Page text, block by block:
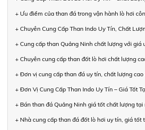
+ Ưu điểm của than đá trong vận hành lò hơi
+ Chuyên Cung Cấp Than Indo Uy Tín, Chất
+ Cung cấp than Quảng Ninh chất lượng với giá
+ Chuyên cung cấp than đốt lò hơi chất lượng
+ Đơn vị cung cấp than đá uy tín, chất lượng
+ Đơn Vị Cung Cấp Than Indo Uy Tín – Giá Tốt
+ Bán than đá Quảng Ninh giá tốt chất lượng tại
+ Nhà cung cấp than đá đốt lò hơi uy tín, giá tốt